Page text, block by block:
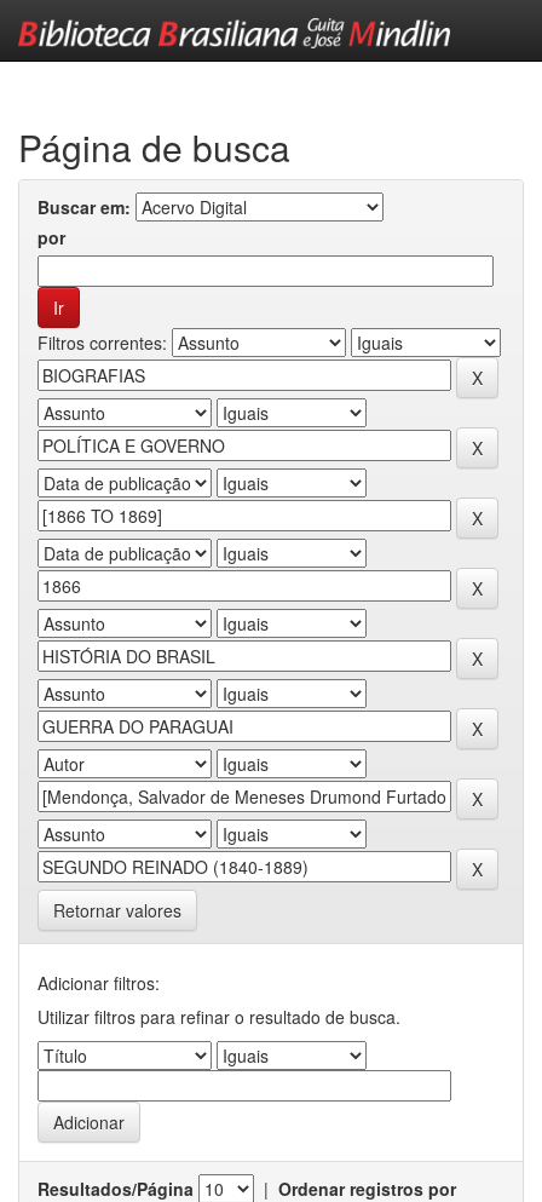
Página de busca
Buscar em:
por
Filtros correntes:
Retornar valores
Adicionar filtros:
Utilizar filtros para refinar o resultado de busca.
Resultados/Página | Ordenar registros por